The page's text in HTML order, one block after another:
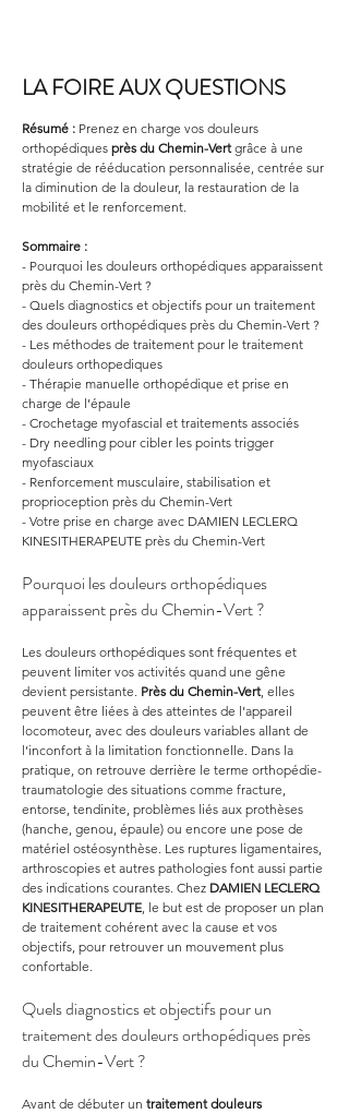
LA FOIRE AUX QUESTIONS
Résumé : Prenez en charge vos douleurs
orthopédiques près du Chemin-Vert grâce à une
stratégie de rééducation personnalisée, centrée sur
la diminution de la douleur, la restauration de la
mobilité et le renforcement.
Sommaire :
- Pourquoi les douleurs orthopédiques apparaissent
près du Chemin-Vert ?
- Quels diagnostics et objectifs pour un traitement
des douleurs orthopédiques près du Chemin-Vert ?
- Les méthodes de traitement pour le traitement
douleurs orthopediques
- Thérapie manuelle orthopédique et prise en
charge de l’épaule
- Crochetage myofascial et traitements associés
- Dry needling pour cibler les points trigger
myofasciaux
- Renforcement musculaire, stabilisation et
proprioception près du Chemin-Vert
- Votre prise en charge avec DAMIEN LECLERQ
KINESITHERAPEUTE près du Chemin-Vert
Pourquoi les douleurs orthopédiques
apparaissent près du Chemin-Vert ?
Les douleurs orthopédiques sont fréquentes et
peuvent limiter vos activités quand une gêne
devient persistante. Près du Chemin-Vert, elles
peuvent être liées à des atteintes de l’appareil
locomoteur, avec des douleurs variables allant de
l’inconfort à la limitation fonctionnelle. Dans la
pratique, on retrouve derrière le terme orthopédie-
traumatologie des situations comme fracture,
entorse, tendinite, problèmes liés aux prothèses
(hanche, genou, épaule) ou encore une pose de
matériel ostéosynthèse. Les ruptures ligamentaires,
arthroscopies et autres pathologies font aussi partie
des indications courantes. Chez DAMIEN LECLERQ
KINESITHERAPEUTE, le but est de proposer un plan
de traitement cohérent avec la cause et vos
objectifs, pour retrouver un mouvement plus
confortable.
Quels diagnostics et objectifs pour un
traitement des douleurs orthopédiques près
du Chemin-Vert ?
Avant de débuter un traitement douleurs